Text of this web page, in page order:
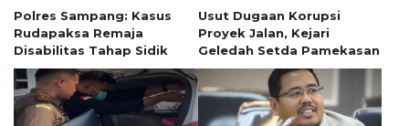
Polres Sampang: Kasus
Rudapaksa Remaja
Disabilitas Tahap Sidik
Usut Dugaan Korupsi
Proyek Jalan, Kejari
Geledah Setda Pamekasan